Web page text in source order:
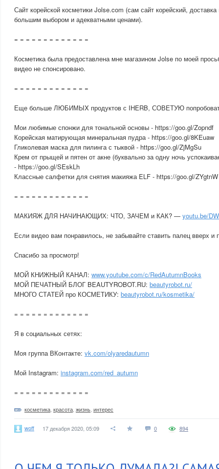
Сайт корейской косметики Jolse.com (сам сайт корейский,
большим выбором и адекватными ценами).
= = = = = = = = = = = = =
Косметика была предоставлена мне магазином Jolse по моей
видео не спонсировано.
= = = = = = = = = = = = =
Еще больше ЛЮБИМЫX продуктов с IHERB, СОВЕТУЮ
Мои любимые спонжи для тональной основы - https://goo.gl/Zopndf
Корейская матирующая минеральная пудра - https://goo.gl/8KEuaw
Гликолевая маска для пилинга с тыквой - https://goo.gl/ZjMgSu
Крем от прыщей и пятен от акне (буквально за одну ночь
- https://goo.gl/SEskLh
Классные салфетки для снятия макияжа ELF - https://goo.gl/ZYgtnW
= = = = = = = = = = = = =
МАКИЯЖ ДЛЯ НАЧИНАЮЩИХ: ЧТО, ЗАЧЕМ и КАК? — youtu.be/
Если видео вам понравилось, не забывайте ставить палец вверх и
Спасибо за просмотр!
МОЙ КНИЖНЫЙ КАНАЛ: www.youtube.com/c/RedAutumnBooks
МОЙ ПЕЧАТНЫЙ БЛОГ BEAUTYROBOT.RU: beautyrobot.ru/
МНОГО СТАТЕЙ про КОСМЕТИКУ: beautyrobot.ru/kosmetika/
= = = = = = = = = = = = =
Я в социальных сетях:
Моя группа ВКонтакте: vk.com/olyaredautumn
Мой Instagram: instagram.com/red_autumn
= = = = = = = = = = = = =
косметика красота жизнь интерес
woff 17 декабря 2020, 05:09 0 894